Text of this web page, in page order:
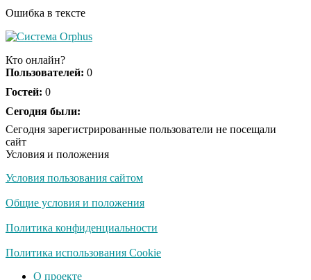
Ошибка в тексте
Кто онлайн?
Пользователей: 0
Гостей: 0
Сегодня были:
Сегодня зарегистрированные пользователи не посещали
сайт
Условия и положения
Условия пользования сайтом
Общие условия и положения
Политика конфиденциальности
Политика использования Cookie
О проекте